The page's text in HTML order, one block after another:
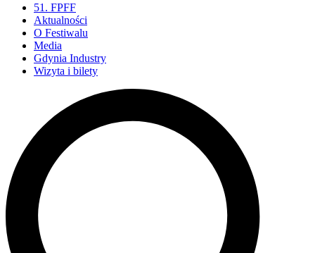
51. FPFF
Aktualności
O Festiwalu
Media
Gdynia Industry
Wizyta i bilety